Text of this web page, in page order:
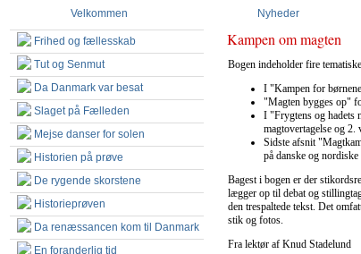
Velkommen Nyheder
Frihed og fællesskab
Tut og Senmut
Da Danmark var besat
Slaget på Fælleden
Mejse danser for solen
Historien på prøve
De rygende skorstene
Historieprøven
Da renæssancen kom til Danmark
En foranderlig tid
Kampen om magten
Bogen indeholder fire
I "Kampen for
"Magten bygges op"
I "Frygtens og hadets
magtovertagelse og 2.
Sidste afsnit
på danske og
Bagest i bogen er der
lægger op til debat og
den trespaltede tekst. Det
stik og fotos.
Fra lektør af Knud Stadelund